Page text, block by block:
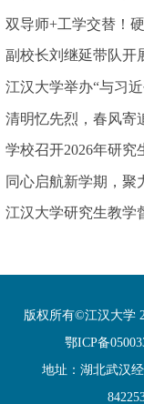
双导师+工学交替！
学校召开2026年研究
同心启航新学期，聚
江汉大学研究生教学
版权所有©江汉大学
鄂ICP备
地址：湖北武汉